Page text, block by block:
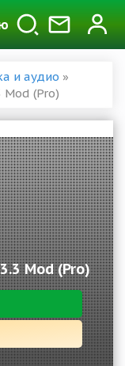
и аудио »
(Pro)
Mod (Pro)